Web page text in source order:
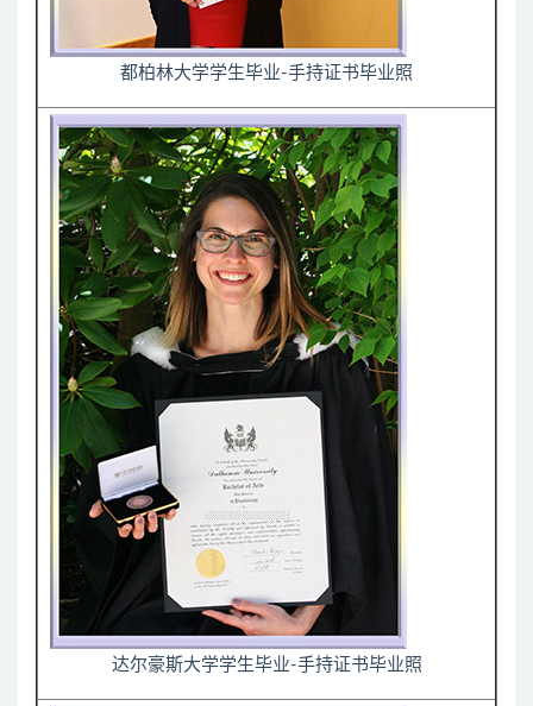
都柏林大学学生毕业-手持证书毕业照
达尔豪斯大学学生毕业-手持证书毕业照